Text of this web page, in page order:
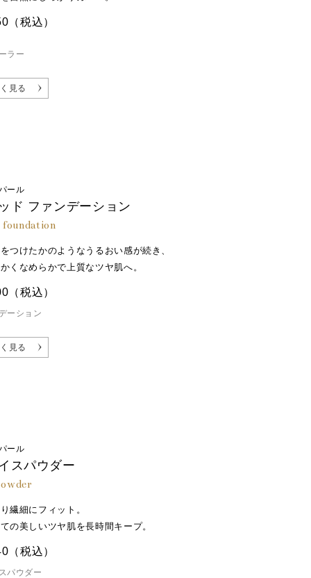
ラー
（税込）
見る
ール
ド ファンデーション
つけたかのようなうるおい感が続き、
くなめらかで上質なツヤ肌へ。
ーション
（税込）
見る
ール
スパウダー
繊細にフィット。
の美しいツヤ肌を長時間キープ。
パウダー
（税込）